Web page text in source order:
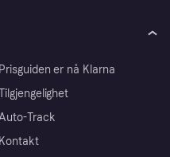
Prisguiden er nå Klarna
Track
Kontakt